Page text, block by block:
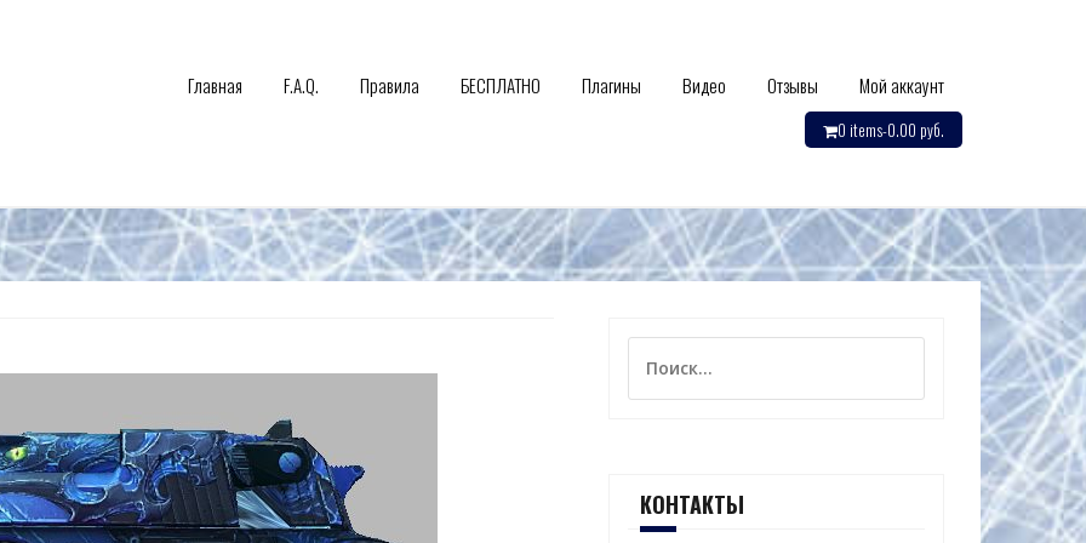
Главная F.A.Q. Правила БЕСПЛАТНО Плагины Видео Отзывы Мой аккаунт
0 items-0.00 руб.
КОНТАКТЫ